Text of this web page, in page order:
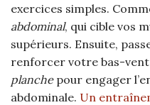
exercices simples.
abdominal, qui cible vos
supérieurs. Ensuite,
renforcer votre bas-
planchepour engager
abdominale. Un